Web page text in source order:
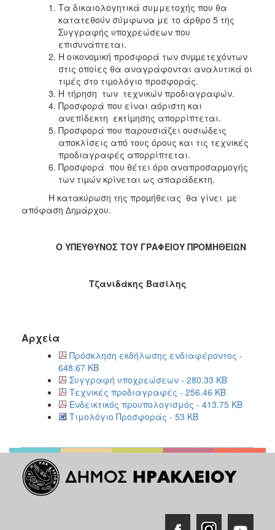
Τα δικαιολογητικά συμμετοχής που θα
κατατεθούν σύμφωνα με το άρθρο 5 της
Συγγραφής υποχρεώσεων που
επισυνάπτεται.
Η οικονοµική προσφορά των συµµετεχόντων
στις οποίες θα αναγράφονται αναλυτικά οι
τιµές στο τιµολόγιο προσφοράς.
Η τήρηση των τεχνικών προδιαγραφών.
Προσφορά που είναι αόριστη και
ανεπίδεκτη εκτίµησης απορρίπτεται.
Προσφορά που παρουσιάζει ουσιώδεις
αποκλίσεις από τους όρους και τις τεχνικές
προδιαγραφές απορρίπτεται.
Προσφορά που θέτει όρο αναπροσαρµογής
των τιµών κρίνεται ως απαράδεκτη.
Η κατακύρωση της προµήθειας θα γίνει µε
απόφαση ∆ηµάρχου.
Ο ΥΠΕΥΘΥΝΟΣ ΤΟΥ ΓΡΑΦΕΙΟΥ ΠΡΟΜΗΘΕΙΩΝ
Τζανιδάκης Βασίλης
Αρχεία
Πρόσκληση εκδήλωσης ενδιαφέροντος -
648.67 KB
Συγγραφή υποχρεώσεων - 280.33 KB
Τεχνικές προδιαγραφές - 256.46 KB
Ενδεικτικός προυπολογισμός - 413.75 KB
Τιμολόγιο Προσφοράς - 53 KB